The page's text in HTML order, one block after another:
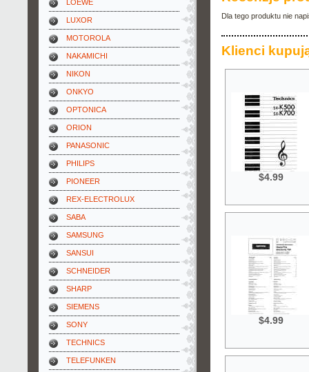
LOEWE
LUXOR
MOTOROLA
NAKAMICHI
NIKON
ONKYO
OPTONICA
ORION
PANASONIC
PHILIPS
PIONEER
REX-ELECTROLUX
SABA
SAMSUNG
SANSUI
SCHNEIDER
SHARP
SIEMENS
SONY
TECHNICS
TELEFUNKEN
Dla tego produktu nie
Klienci
$4.99
$4.99